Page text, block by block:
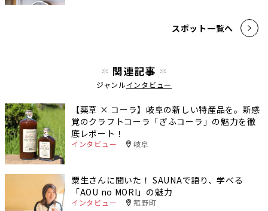
スポット一覧へ
関連記事
ジャンルインタビュー
【薬草 × コーラ】岐阜の新しい特産品を。新感
覚のクラフトコーラ「ぎふコーラ」の魅力を徹
底レポート！
インタビュー 岐阜
粟生さんに聞いた！ SAUNAで語り、学べる
「AOU no MORI」の魅力
インタビュー 菰野町